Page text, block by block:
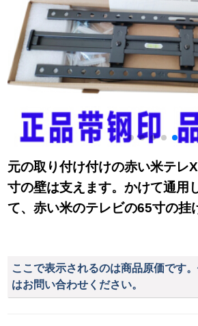
元の取り付け付けの赤い米テレ
寸の壁は支えます。かけて通用
て、赤い米のテレビの65寸の挂
ここで表示されるのは商品原価です
はお問い合わせください。